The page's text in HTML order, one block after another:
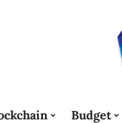
Budget